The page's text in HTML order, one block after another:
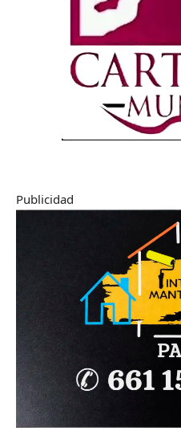
Publicidad